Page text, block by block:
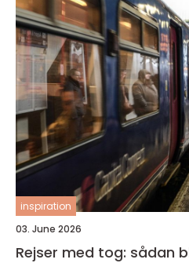
inspiration
03. June 2026
Rejser med tog: sådan